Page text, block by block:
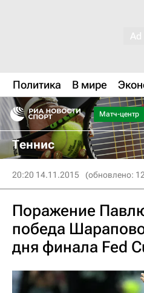
Политика В мире
Матч-центр
Теннис
20:20 14.11.2015 (обновлено:
Поражение
победа
дня финала Fed